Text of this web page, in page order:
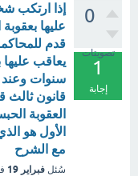
0
تصويتات
1
إجابة
إذا ارتكب
عليها
قدم
يعاقب
سنوات وعند
قانون
العقوبة
الأول هو
مع الشرح
سُئل فبراير 19